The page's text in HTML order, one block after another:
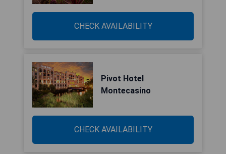
CHECK AVAILABILITY
Pivot Hotel
Montecasino
CHECK AVAILABILITY